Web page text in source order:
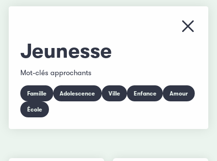
Jeunesse
Mot-clés approchants
Famille Adolescence Ville Enfance Amour
École